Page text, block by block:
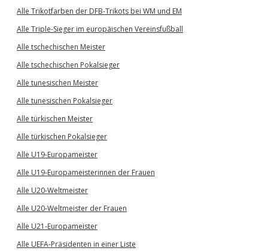
Alle Trikotfarben der DFB-Trikots bei WM und EM
Alle Triple-Sieger im europäischen Vereinsfußball
Alle tschechischen Meister
Alle tschechischen Pokalsieger
Alle tunesischen Meister
Alle tunesischen Pokalsieger
Alle türkischen Meister
Alle türkischen Pokalsieger
Alle U19-Europameister
Alle U19-Europameisterinnen der Frauen
Alle U20-Weltmeister
Alle U20-Weltmeister der Frauen
Alle U21-Europameister
Alle UEFA-Präsidenten in einer Liste